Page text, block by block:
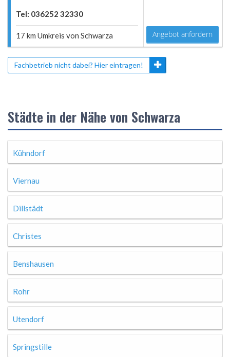
Tel: 036252 32330
17 km Umkreis von Schwarza Angebot anfordern
Fachbetrieb nicht dabei? Hier eintragen!
Städte in der Nähe von Schwarza
Kühndorf
Viernau
Dillstädt
Christes
Benshausen
Rohr
Utendorf
Springstille